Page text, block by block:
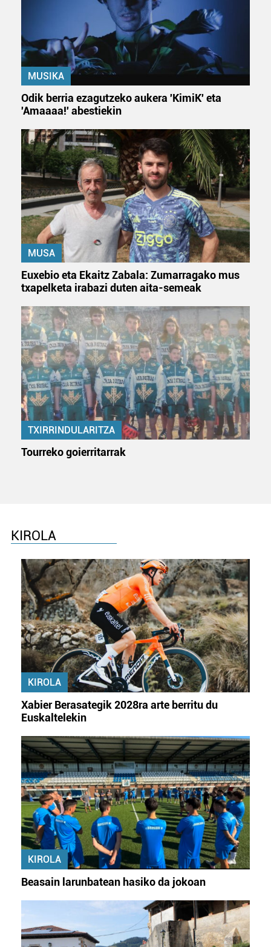
Webgune honek cookie propioak eta hirugarrenen cookie-
fitxategiak erabiltzen ditu. Zure esperientzia eta
zerbitzuak hobetzeko asmoz, cookie teknologiaz
baliatzen gara. Ohar hau onartuz gero, teknologia hori
erabiltzeko baimen esplizitua ematen diguzu.Gehiago
irakurri
MUSIKA
Odik berria ezagutzeko aukera 'KimiK' eta
'Amaaaa!' abestiekin
MUSA
Euxebio eta Ekaitz Zabala: Zumarragako mus
txapelketa irabazi duten aita-semeak
TXIRRINDULARITZA
Tourreko goierritarrak
KIROLA
KIROLA
Xabier Berasategik 2028ra arte berritu du
Euskaltelekin
KIROLA
Beasain larunbatean hasiko da jokoan